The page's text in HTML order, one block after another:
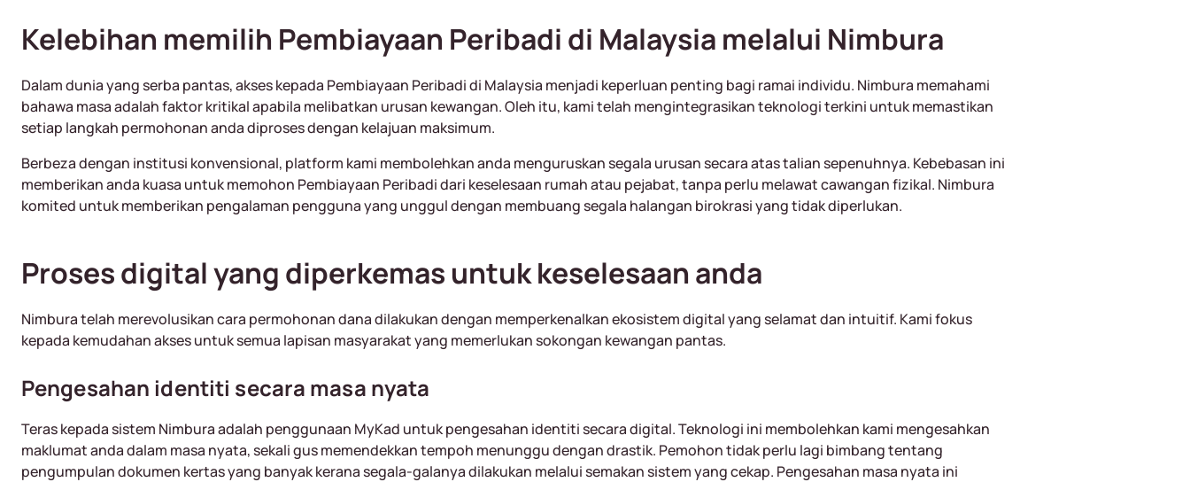
Kelebihan memilih Pembiayaan Peribadi di Malaysia melalui Nimbura
Dalam dunia yang serba pantas, akses kepada Pembiayaan Peribadi di Malaysia menjadi keperluan penting bagi ramai individu. Nimbura memahami
bahawa masa adalah faktor kritikal apabila melibatkan urusan kewangan. Oleh itu, kami telah mengintegrasikan teknologi terkini untuk memastikan
setiap langkah permohonan anda diproses dengan kelajuan maksimum.
Berbeza dengan institusi konvensional, platform kami membolehkan anda menguruskan segala urusan secara atas talian sepenuhnya. Kebebasan ini
memberikan anda kuasa untuk memohon Pembiayaan Peribadi dari keselesaan rumah atau pejabat, tanpa perlu melawat cawangan fizikal. Nimbura
komited untuk memberikan pengalaman pengguna yang unggul dengan membuang segala halangan birokrasi yang tidak diperlukan.
Proses digital yang diperkemas untuk keselesaan anda
Nimbura telah merevolusikan cara permohonan dana dilakukan dengan memperkenalkan ekosistem digital yang selamat dan intuitif. Kami fokus
kepada kemudahan akses untuk semua lapisan masyarakat yang memerlukan sokongan kewangan pantas.
Pengesahan identiti secara masa nyata
Teras kepada sistem Nimbura adalah penggunaan MyKad untuk pengesahan identiti secara digital. Teknologi ini membolehkan kami mengesahkan
maklumat anda dalam masa nyata, sekali gus memendekkan tempoh menunggu dengan drastik. Pemohon tidak perlu lagi bimbang tentang
pengumpulan dokumen kertas yang banyak kerana segala-galanya dilakukan melalui semakan sistem yang cekap. Pengesahan masa nyata ini